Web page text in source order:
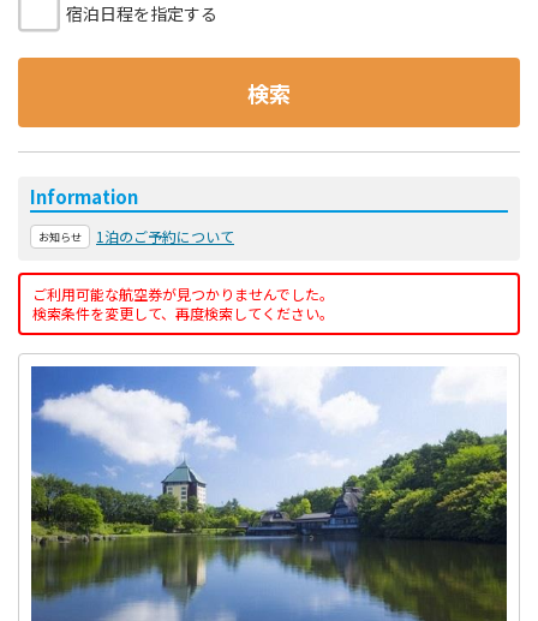
宿泊日程を指定する
検索
Information
お知らせ 1泊のご予約について
ご利用可能な航空券が見つかりませんでした。
検索条件を変更して、再度検索してください。